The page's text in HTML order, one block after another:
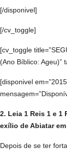
[/disponivel]
[/cv_toggle]
[cv_toggle
(Ano Bíblico: Ageu)”
[disponivel
2. Leia 1 Reis 1 e 1
exílio de Abiatar
Depois de se ter